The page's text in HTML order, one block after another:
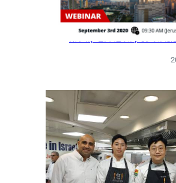
עסקיות בדרום קוריאה